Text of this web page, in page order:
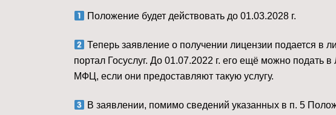
Положение будет действовать до 01.03.2028 г. ⠀
Теперь заявление о получении лицензии подается в
портал Госуслуг. До 01.07.2022 г. его ещё можно подать
МФЦ, если они предоставляют такую услугу. ⠀
В заявлении, помимо сведений указанных в п. 5